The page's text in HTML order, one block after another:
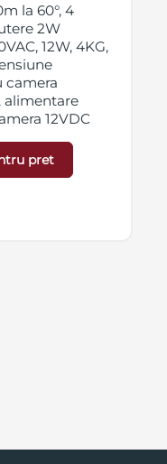
la 60°, 4
2W
12W, 4KG,
camera
alimentare
12VDC
pret